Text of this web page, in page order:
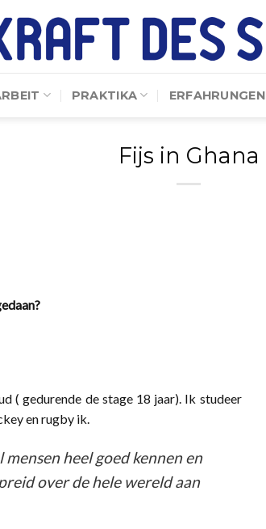
PRAKTIKA ERFAHRUNGEN
Fijs in Ghana
( gedurende de stage 18 jaar). Ik studeer
en rugby ik.
heel goed kennen en
over de hele wereld aan